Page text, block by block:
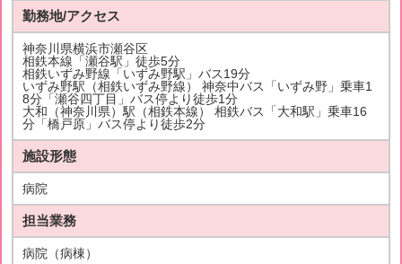
勤務地/アクセス
神奈川県横浜市瀬谷区
相鉄本線「瀬谷駅」徒歩5分
相鉄いずみ野線「いずみ野駅」バス19分
いずみ野駅（相鉄いずみ野線） 神奈中バス「いずみ野」乗車1
8分「瀬谷四丁目」バス停より徒歩1分
大和（神奈川県）駅（相鉄本線） 相鉄バス「大和駅」乗車16
分「橋戸原」バス停より徒歩2分
施設形態
病院
担当業務
病院（病棟）